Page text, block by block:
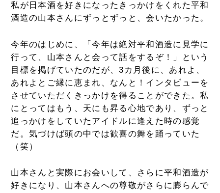
私が日本酒を好きになったきっかけをくれた平和
酒造の山本さんにずっとずっと、会いたかった。
今年のはじめに、「今年は絶対平和酒造に見学に
行って、山本さんと会って話をするぞ！」という
目標を掲げていたのだが、3カ月後に、あれよ、
あれよとご縁に恵まれ、なんと！インタビューを
させていただくきっかけを得ることができた。私
にとってはもう、天にも昇る心地であり、ずっと
追っかけをしていたアイドルに逢えた時の感覚
だ。気づけば頭の中では歓喜の舞を踊っていた
（笑）
山本さんと実際にお会いして、さらに平和酒造が
好きになり、山本さんへの尊敬がさらに膨らんで